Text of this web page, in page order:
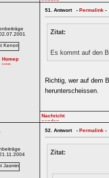
51. Antwort - Permalink -
Zitat:
Es kommt auf den
Richtig, wer auf dem
herunterscheissen.
52. Antwort - Permalink -
Zitat: